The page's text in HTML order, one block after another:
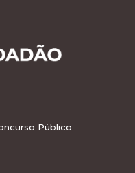
Público